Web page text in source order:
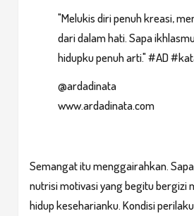
"Melukis diri penuh kreasi,
dari dalam hati. Sapa
hidupku penuh arti." #AD
@ardadinata
www.ardadinata.com
Semangat itu menggairahkan.
nutrisi motivasi yang begitu bergizi
hidup keseharianku. Kondisi